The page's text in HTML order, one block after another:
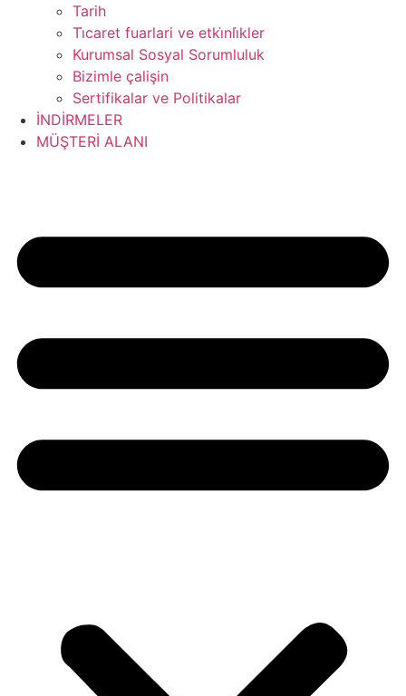
Tarih
Ti̇caret fuarlari ve etki̇nli̇kler
Kurumsal Sosyal Sorumluluk
Bizimle çalişin
Sertifikalar ve Politikalar
İNDİRMELER
MÜŞTERİ ALANI